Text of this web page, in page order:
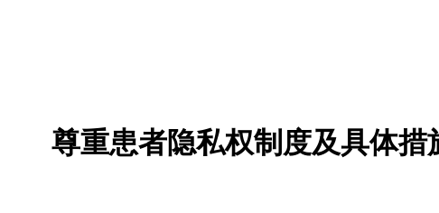
尊重患者隐私权制度及具体措